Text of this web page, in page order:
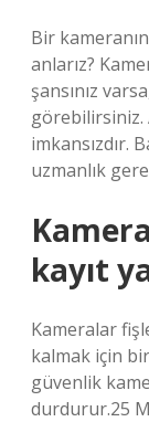
Bir
anlarız?
şansınız
görebilirsiniz.
imkansızdır.
uzmanlık
kayıt
Kameralar
kalmak için
güvenlik
durdurur.25